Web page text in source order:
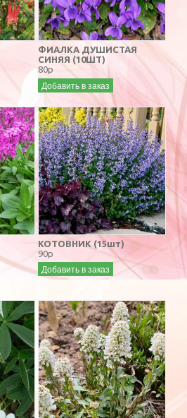
ФИАЛКА ДУШИСТАЯ
СИНЯЯ (10ШТ)
80р
Добавить в заказ
КОТОВНИК (15шт)
90р
Добавить в заказ